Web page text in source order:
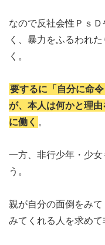
なので反社会性Ｐｓ
く、暴力をふるわれ
く。
要するに「自分に命
が、本人は何かと理
に働く 。
一方、非行少年・少
う。
親が自分の面倒をみ
みてくれる人を求めて